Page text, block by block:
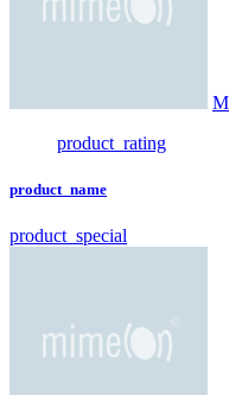
product_rating
product_name
product_special